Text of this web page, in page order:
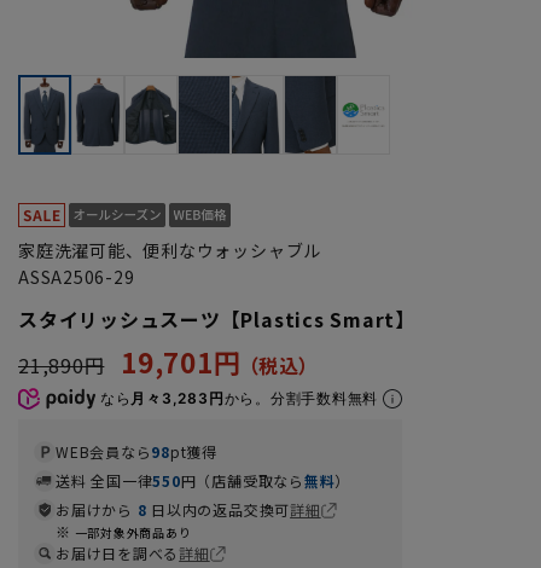
家庭洗濯可能、便利なウォッシャブル
ASSA2506-29
スタイリッシュスーツ【Plastics Smart】
21,890円
19,701円
なら 月々3,283円から。分割手数料無料
WEB会員なら98pt獲得
送料 全国一律550円（店舗受取なら無料）
お届けから 8 日以内の返品交換可詳細
一部対象外商品あり
お届け日を調べる詳細